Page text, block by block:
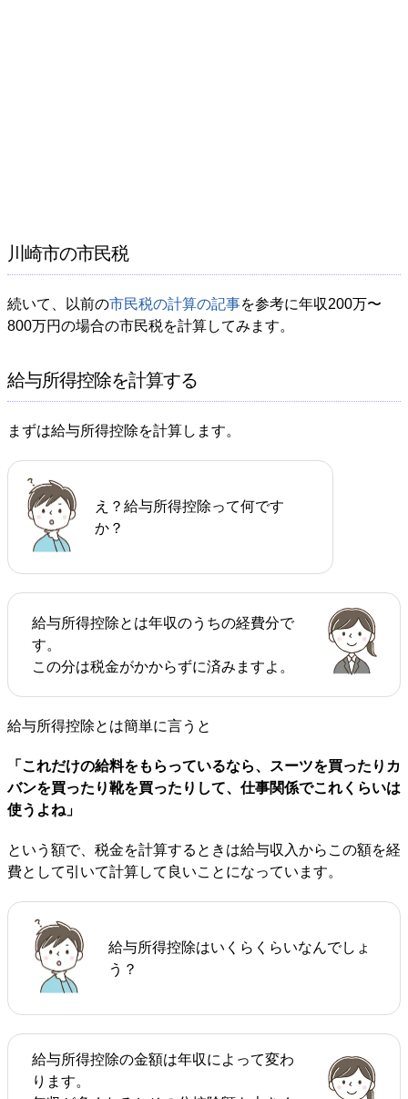
川崎市の市民税
続いて、以前の市民税の計算の記事を参考に年収200万〜
800万円の場合の市民税を計算してみます。
給与所得控除を計算する
まずは給与所得控除を計算します。
え？給与所得控除って何です
か？
給与所得控除とは年収のうちの経費分で
す。
この分は税金がかからずに済みますよ。
給与所得控除とは簡単に言うと
「これだけの給料をもらっているなら、スーツを買ったりカ
バンを買ったり靴を買ったりして、仕事関係でこれくらいは
使うよね」
という額で、税金を計算するときは給与収入からこの額を経
費として引いて計算して良いことになっています。
給与所得控除はいくらくらいなんでしょ
う？
給与所得控除の金額は年収によって変わ
ります。